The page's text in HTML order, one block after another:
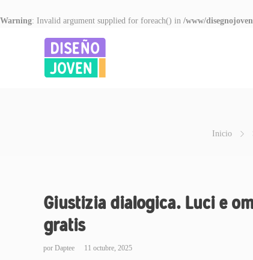
Warning: Invalid argument supplied for foreach() in /www/
Inicio
Giustizia dialogica. Luci e
gratis
por Daptee 11 octubre, 2025